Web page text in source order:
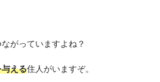
がっていますよね？
える住人がいますぞ。